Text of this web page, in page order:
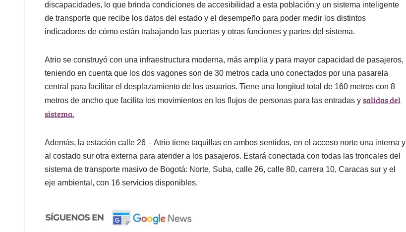
discapacidades, lo que brinda condiciones de accesibilidad a esta población y un sistema inteligente
de transporte que recibe los datos del estado y el desempeño para poder medir los distintos
indicadores de cómo están trabajando las puertas y otras funciones y partes del sistema.
Atrio se construyó con una infraestructura moderna, más amplia y para mayor capacidad de pasajeros,
teniendo en cuenta que los dos vagones son de 30 metros cada uno conectados por una pasarela
central para facilitar el desplazamiento de los usuarios. Tiene una longitud total de 160 metros con 8
metros de ancho que facilita los movimientos en los flujos de personas para las entradas y salidas del
sistema.
Además, la estación calle 26 – Atrio tiene taquillas en ambos sentidos, en el acceso norte una interna y
al costado sur otra externa para atender a los pasajeros. Estará conectada con todas las troncales del
sistema de transporte masivo de Bogotá: Norte, Suba, calle 26, calle 80, carrera 10, Caracas sur y el
eje ambiental, con 16 servicios disponibles.